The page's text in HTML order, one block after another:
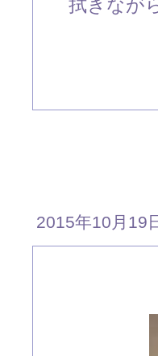
拭きなが
2015年10月19